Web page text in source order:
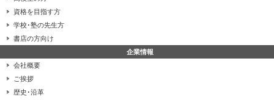
資格を目指す方
学校･塾の先生方
書店の方向け
企業情報
会社概要
ご挨拶
歴史･沿革